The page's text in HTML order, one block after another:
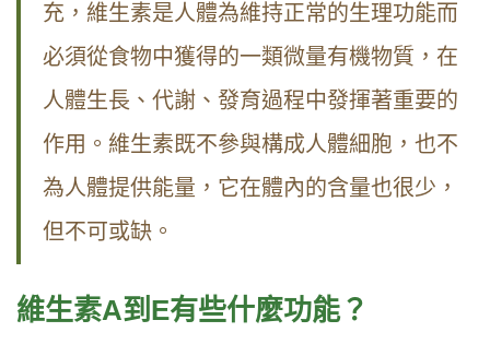
充，維生素是人體為維持正常的生理功能而
必須從食物中獲得的一類微量有機物質，在
人體生長、代謝、發育過程中發揮著重要的
作用。維生素既不參與構成人體細胞，也不
為人體提供能量，它在體內的含量也很少，
但不可或缺。
維生素A到E有些什麼功能？